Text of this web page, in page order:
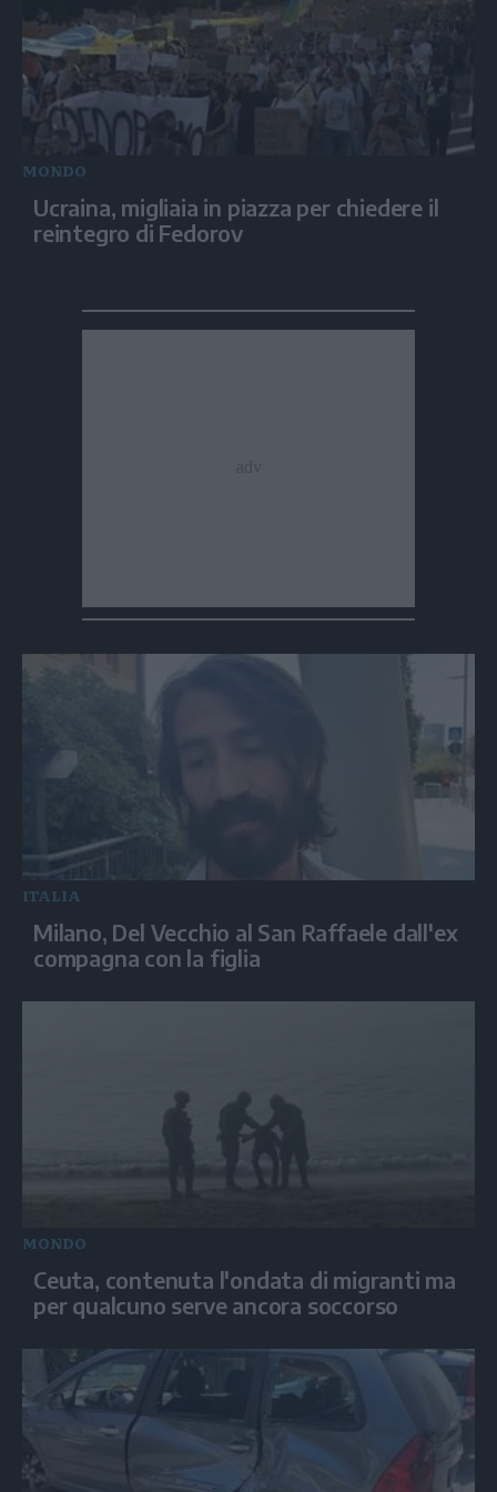
MONDO
Ucraina, migliaia in piazza per chiedere il
reintegro di Fedorov
ITALIA
Milano, Del Vecchio al San Raffaele dall'ex
compagna con la figlia
MONDO
Ceuta, contenuta l'ondata di migranti ma
per qualcuno serve ancora soccorso